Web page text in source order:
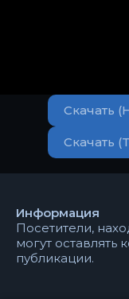
Скачать
Скачать
Информация
Посетители,
могут
публикации.